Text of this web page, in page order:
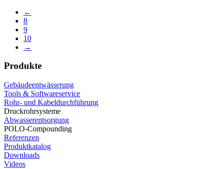
←
8
9
10
→
Produkte
Gebäudeentwässerung
Tools & Softwareservice
Rohr- und Kabeldurchführung
Druckrohrsysteme
Abwasserentsorgung
POLO-Compounding
Referenzen
Produktkatalog
Downloads
Videos